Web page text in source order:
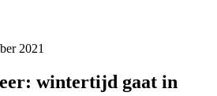
2021
wintertijd gaat in